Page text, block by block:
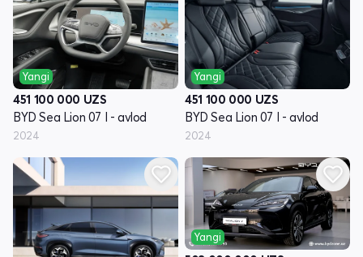
Yangi
451 100 000 UZS
BYD Sea Lion 07 I - avlod
2024
Yangi
451 100 000 UZS
BYD Sea Lion 07 I - avlod
2024
Yangi